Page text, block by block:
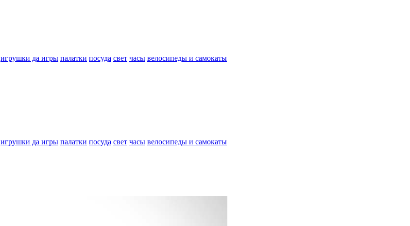
игрушки да игры палатки посуда свет часы велосипеды и самокаты
игрушки да игры палатки посуда свет часы велосипеды и самокаты